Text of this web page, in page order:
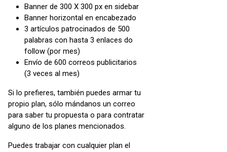
Banner de 300 X 300 px en sidebar
Banner horizontal en encabezado
3 artículos patrocinados de 500
palabras con hasta 3 enlaces do
follow (por mes)
Envío de 600 correos publicitarios
(3 veces al mes)
Si lo prefieres, también puedes armar tu
propio plan, sólo mándanos un correo
para saber tu propuesta o para contratar
alguno de los planes mencionados.
Puedes trabajar con cualquier plan el